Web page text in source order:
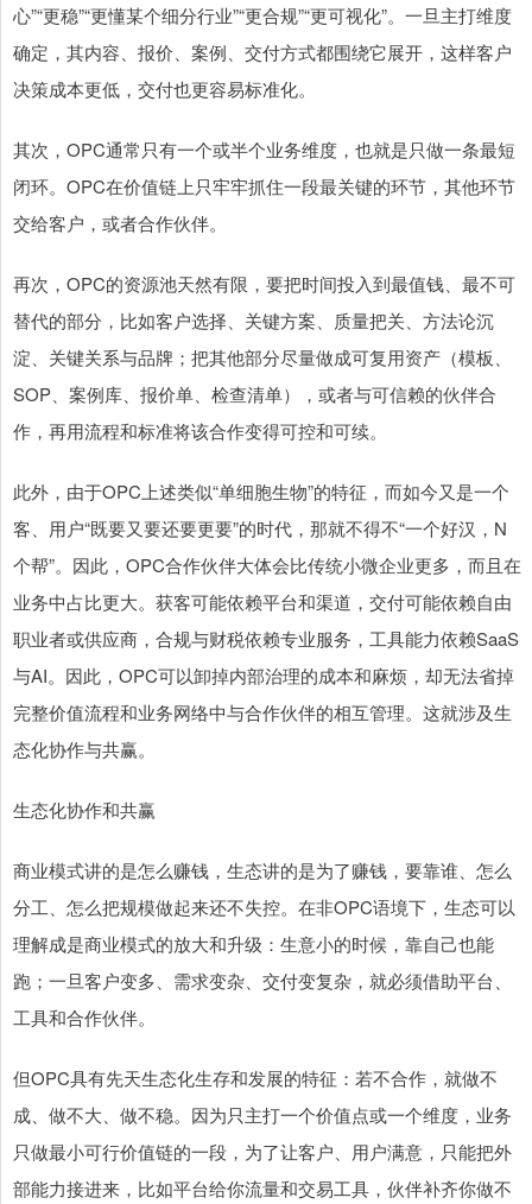
心”“更稳”“更懂某个细分行业”“更合规”“更可视化”。一旦主打维度
确定，其内容、报价、案例、交付方式都围绕它展开，这样客户
决策成本更低，交付也更容易标准化。
其次，OPC通常只有一个或半个业务维度，也就是只做一条最短
闭环。OPC在价值链上只牢牢抓住一段最关键的环节，其他环节
交给客户，或者合作伙伴。
再次，OPC的资源池天然有限，要把时间投入到最值钱、最不可
替代的部分，比如客户选择、关键方案、质量把关、方法论沉
淀、关键关系与品牌；把其他部分尽量做成可复用资产（模板、
SOP、案例库、报价单、检查清单），或者与可信赖的伙伴合
作，再用流程和标准将该合作变得可控和可续。
此外，由于OPC上述类似“单细胞生物”的特征，而如今又是一个
客、用户“既要又要还要更要”的时代，那就不得不“一个好汉，N
个帮”。因此，OPC合作伙伴大体会比传统小微企业更多，而且在
业务中占比更大。获客可能依赖平台和渠道，交付可能依赖自由
职业者或供应商，合规与财税依赖专业服务，工具能力依赖SaaS
与AI。因此，OPC可以卸掉内部治理的成本和麻烦，却无法省掉
完整价值流程和业务网络中与合作伙伴的相互管理。这就涉及生
态化协作与共赢。
生态化协作和共赢
商业模式讲的是怎么赚钱，生态讲的是为了赚钱，要靠谁、怎么
分工、怎么把规模做起来还不失控。在非OPC语境下，生态可以
理解成是商业模式的放大和升级：生意小的时候，靠自己也能
跑；一旦客户变多、需求变杂、交付变复杂，就必须借助平台、
工具和合作伙伴。
但OPC具有先天生态化生存和发展的特征：若不合作，就做不
成、做不大、做不稳。因为只主打一个价值点或一个维度，业务
只做最小可行价值链的一段，为了让客户、用户满意，只能把外
部能力接进来，比如平台给你流量和交易工具，伙伴补齐你做不